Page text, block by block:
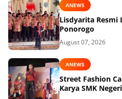
ANEWS
Lisdyarita Resmi
Ponorogo
August 07, 2026
ANEWS
Street Fashion
Karya SMK